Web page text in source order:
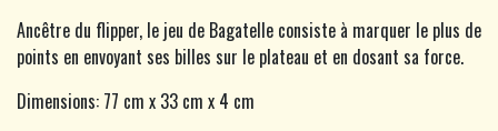
Ancêtre du flipper, le jeu de Bagatelle consiste à marquer le plus de
points en envoyant ses billes sur le plateau et en dosant sa force.
Dimensions: 77 cm x 33 cm x 4 cm